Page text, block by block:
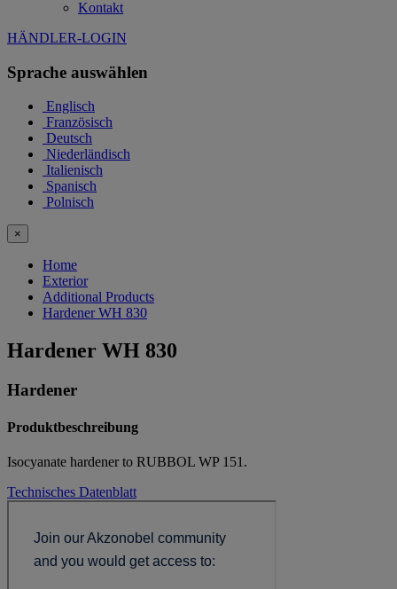
Kontakt
HÄNDLER-LOGIN
Sprache auswählen
Englisch
Französisch
Deutsch
Niederländisch
Italienisch
Spanisch
Polnisch
×
Home
Exterior
Additional Products
Hardener WH 830
Hardener WH 830
Hardener
Produktbeschreibung
Isocyanate hardener to RUBBOL WP 151.
Technisches Datenblatt